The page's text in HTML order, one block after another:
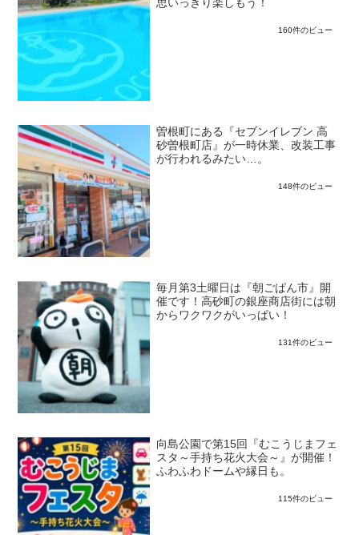
思いっきり楽しもう！
160件のビュー
曽根町にある『セブンイレブン 高
砂曽根町店』が一時休業、改装工事
が行われるみたい…。
148件のビュー
毎月第3土曜日は『朝ごぱん市』開
催です！高砂町の銀座商店街には朝
からワクワクがいっぱい！
131件のビュー
向島公園で第15回『むこうじまフェ
スタ～手持ち花火大会～』が開催！
ふわふわドームや縁日も。
115件のビュー